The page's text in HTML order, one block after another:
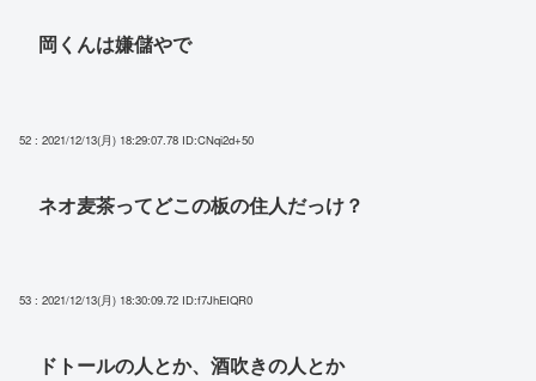
岡くんは嫌儲やで
52 : 2021/12/13(月) 18:29:07.78 ID:CNqi2d+50
ネオ麦茶ってどこの板の住人だっけ？
53 : 2021/12/13(月) 18:30:09.72 ID:f7JhEIQR0
ドトールの人とか、酒吹きの人とか